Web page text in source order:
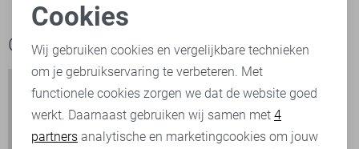
Ook het bekijken waard
Noodzakelijke cookies
Personalisatie cookies
Analytische cookies
Cookies
Wij gebruiken cookies en vergelijkbare technieken
om je gebruikservaring te verbeteren. Met
functionele cookies zorgen we dat de website goed
werkt. Daarnaast gebruiken wij samen met 4
partners analytische en marketingcookies om jouw